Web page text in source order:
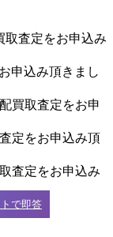
取査定をお申込み
申込み頂きまし
買取査定をお申
定をお申込み頂
査定をお申込み
で即答